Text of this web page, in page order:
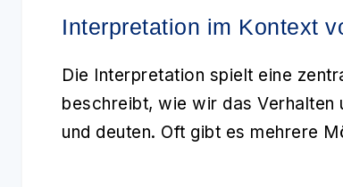
Interpretation im Kontext
Die Interpretation spielt eine
beschreibt, wie wir das Verhalten
und deuten. Oft gibt es mehrere